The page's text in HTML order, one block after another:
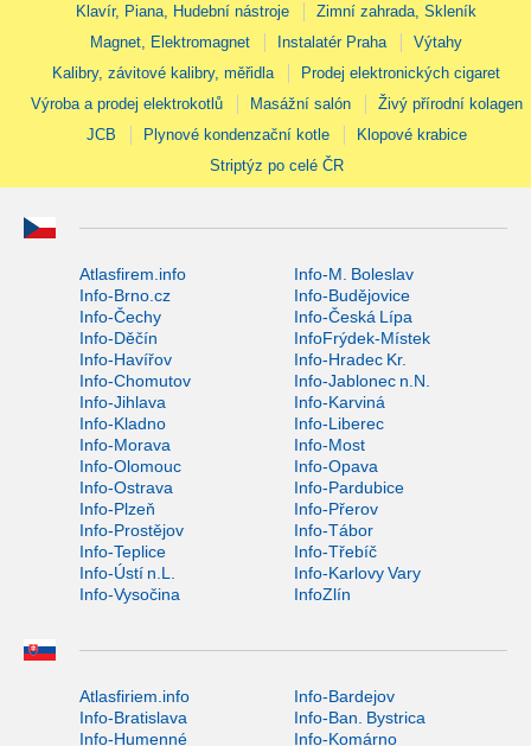
Klavír, Piana, Hudební nástroje
Zimní zahrada, Skleník
Magnet, Elektromagnet
Instalatér Praha
Výtahy
Kalibry, závitové kalibry, měřidla
Prodej elektronických cigaret
Výroba a prodej elektrokotlů
Masážní salón
Živý přírodní kolagen
JCB
Plynové kondenzační kotle
Klopové krabice
Striptýz po celé ČR
Atlasfirem.info
Info-M. Boleslav
Info-Brno.cz
Info-Budějovice
Info-Čechy
Info-Česká Lípa
Info-Děčín
InfoFrýdek-Místek
Info-Havířov
Info-Hradec Kr.
Info-Chomutov
Info-Jablonec n.N.
Info-Jihlava
Info-Karviná
Info-Kladno
Info-Liberec
Info-Morava
Info-Most
Info-Olomouc
Info-Opava
Info-Ostrava
Info-Pardubice
Info-Plzeň
Info-Přerov
Info-Prostějov
Info-Tábor
Info-Teplice
Info-Třebíč
Info-Ústí n.L.
Info-Karlovy Vary
Info-Vysočina
InfoZlín
Atlasfiriem.info
Info-Bardejov
Info-Bratislava
Info-Ban. Bystrica
Info-Humenné
Info-Komárno